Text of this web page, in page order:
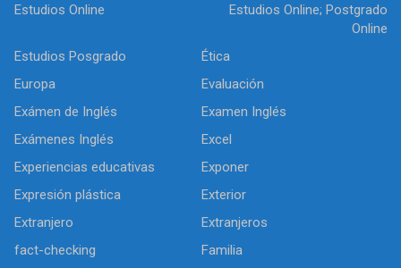
Estudios Online
Estudios Online; Postgrado
Online
Estudios Posgrado
Ética
Europa
Evaluación
Exámen de Inglés
Examen Inglés
Exámenes Inglés
Excel
Experiencias educativas
Exponer
Expresión plástica
Exterior
Extranjero
Extranjeros
fact-checking
Familia